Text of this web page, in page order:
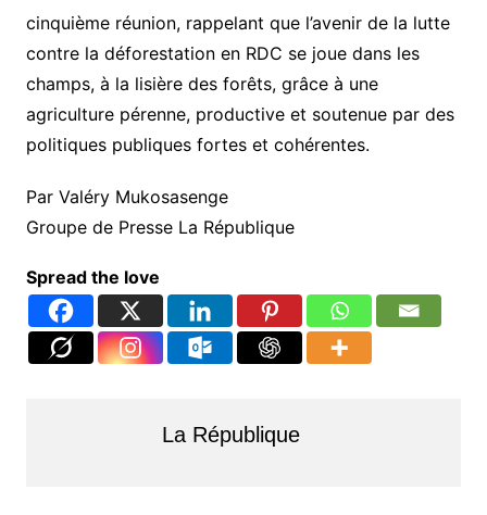
cinquième réunion, rappelant que l’avenir de la lutte
contre la déforestation en RDC se joue dans les
champs, à la lisière des forêts, grâce à une
agriculture pérenne, productive et soutenue par des
politiques publiques fortes et cohérentes.
Par Valéry Mukosasenge
Groupe de Presse La République
Spread the love
La République